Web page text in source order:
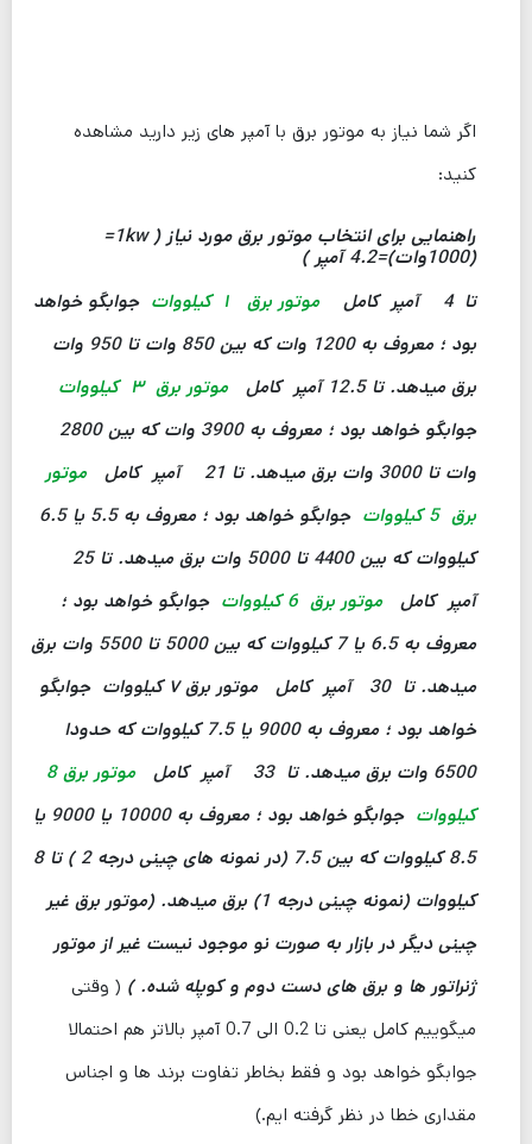
اگر شما نیاز به موتور برق با آمپر های زیر دارید مشاهده
کنید:
راهنمایی برای انتخاب موتور برق مورد نیاز ( 1kw=
(1000وات)=4.2 آمپر )
تا 4 آمپر کامل موتور برق ۱ کیلووات
جوابگو خواهد
بود ؛ معروف به 1200 وات که بین 850 وات تا 950 وات
برق میدهد. تا 12.5 آمپر کامل
موتور برق ۳ کیلووات
جوابگو خواهد بود ؛ معروف به 3900 وات که بین 2800
وات تا 3000 وات برق میدهد.
تا 21 آمپر کامل
موتور
برق 5 کیلووات
جوابگو خواهد بود ؛ معروف به 5.5 یا 6.5
کیلووات که بین 4400 تا 5000 وات برق میدهد.
آمپر کاملموتور برق 6 کیلووات
جوابگو خواهد بود ؛
معروف به 6.5 یا 7 کیلووات که بین 5000 تا 5500 وات برق
میدهد.
تا 30 آمپر کامل موتور برق ۷ کیلووات جوابگو
خواهد بود ؛ معروف به 9000 یا 7.5 کیلووات که حدودا
6500 وات برق میدهد.
تا 33 آمپر کامل
موتور برق 8
کیلووات
جوابگو خواهد بود ؛ معروف به 10000 یا 9000 یا
8.5 کیلووات که بین 7.5 (در نمونه های چینی درجه 2 ) تا 8
کیلووات (نمونه چینی درجه 1) برق میدهد.
(موتور برق غیر
چینی دیگر در بازار به صورت نو موجود نیست غیر از موتور
ژنراتور ها و برق های دست دوم و کوپله شده. ) ( وقتی
میگوییم کامل یعنی تا 0.2 الی 0.7 آمپر بالاتر هم احتمالا
جوابگو خواهد بود و فقط بخاطر تفاوت برند ها و اجناس
مقداری خطا در نظر گرفته ایم.)